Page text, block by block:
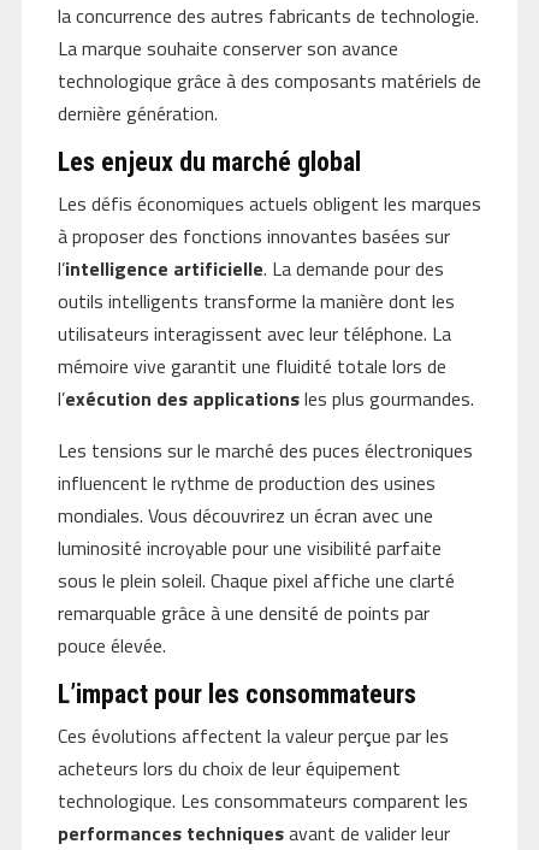
la concurrence des autres fabricants de technologie.
La marque souhaite conserver son avance
technologique grâce à des composants matériels de
dernière génération.
Les enjeux du marché global
Les défis économiques actuels obligent les marques
à proposer des fonctions innovantes basées sur
l’intelligence artificielle. La demande pour des
outils intelligents transforme la manière dont les
utilisateurs interagissent avec leur téléphone. La
mémoire vive garantit une fluidité totale lors de
l’exécution des applicationsles plus gourmandes.
Les tensions sur le marché des puces électroniques
influencent le rythme de production des usines
mondiales. Vous découvrirez un écran avec une
luminosité incroyable pour une visibilité parfaite
sous le plein soleil. Chaque pixel affiche une clarté
remarquable grâce à une densité de points par
pouce élevée.
L’impact pour les consommateurs
Ces évolutions affectent la valeur perçue par les
acheteurs lors du choix de leur équipement
technologique. Les consommateurs comparent les
performances techniquesavant de valider leur